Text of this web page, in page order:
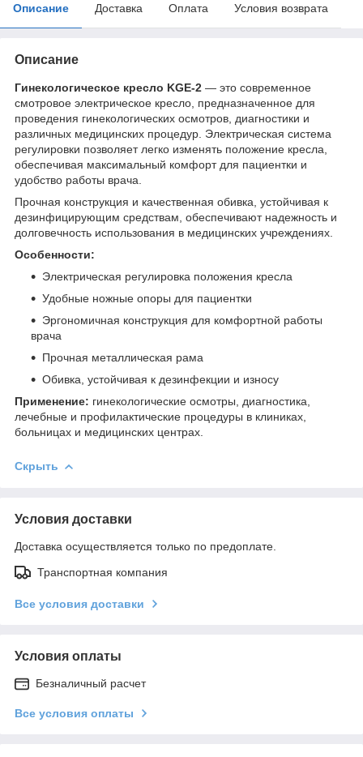
Описание Доставка Оплата Условия возврата
Описание
Гинекологическое кресло KGE-2 — это современное
смотровое электрическое кресло, предназначенное для
проведения гинекологических осмотров, диагностики и
различных медицинских процедур. Электрическая система
регулировки позволяет легко изменять положение кресла,
обеспечивая максимальный комфорт для пациентки и
удобство работы врача.
Прочная конструкция и качественная обивка, устойчивая к
дезинфицирующим средствам, обеспечивают надежность и
долговечность использования в медицинских учреждениях.
Особенности:
Электрическая регулировка положения кресла
Удобные ножные опоры для пациентки
Эргономичная конструкция для комфортной работы
врача
Прочная металлическая рама
Обивка, устойчивая к дезинфекции и износу
Применение: гинекологические осмотры, диагностика,
лечебные и профилактические процедуры в клиниках,
больницах и медицинских центрах.
Скрыть
Условия доставки
Доставка осуществляется только по предоплате.
Транспортная компания
Все условия доставки
Условия оплаты
Безналичный расчет
Все условия оплаты